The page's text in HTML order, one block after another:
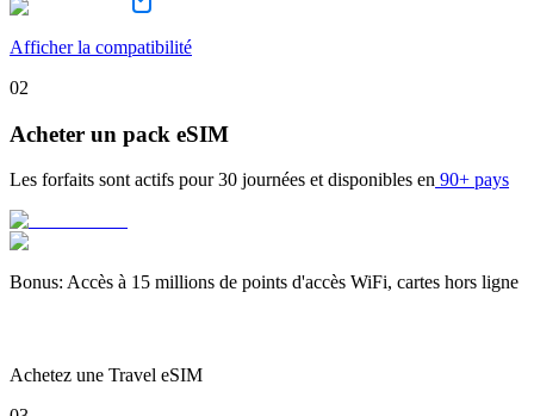
Afficher la compatibilité
02
Acheter un pack eSIM
Les forfaits sont actifs pour 30 journées et disponibles en 90+ pays
Bonus: Accès à 15 millions de points d'accès WiFi, cartes hors ligne
Achetez une Travel eSIM